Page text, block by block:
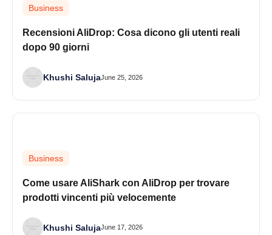
Business
Recensioni AliDrop: Cosa dicono gli utenti reali
dopo 90 giorni
Khushi SalujaJune 25, 2026
Business
Come usare AliShark con AliDrop per trovare
prodotti vincenti più velocemente
Khushi SalujaJune 17, 2026